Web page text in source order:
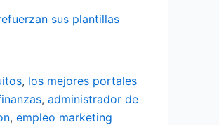
sus plantillas
, los mejores portales
, administrador de
, empleo marketing